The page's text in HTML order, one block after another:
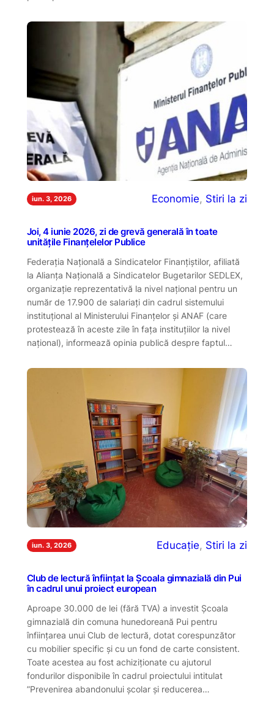
iun. 3, 2026 Economie, Stiri la zi
Joi, 4 iunie 2026, zi de grevă generală în toate
unitățile Finanțelelor Publice
Federația Națională a Sindicatelor Finanțiștilor, afiliată
la Alianța Națională a Sindicatelor Bugetarilor SEDLEX,
organizație reprezentativă la nivel național pentru un
număr de 17.900 de salariați din cadrul sistemului
instituțional al Ministerului Finanțelor și ANAF (care
protestează în aceste zile în fața instituțiilor la nivel
național), informează opinia publică despre faptul…
iun. 3, 2026 Educație, Stiri la zi
Club de lectură înființat la Școala gimnazială din Pui
în cadrul unui proiect european
Aproape 30.000 de lei (fără TVA) a investit Școala
gimnazială din comuna hunedoreană Pui pentru
înființarea unui Club de lectură, dotat corespunzător
cu mobilier specific și cu un fond de carte consistent.
Toate acestea au fost achiziționate cu ajutorul
fondurilor disponibile în cadrul proiectului intitulat
”Prevenirea abandonului școlar și reducerea…